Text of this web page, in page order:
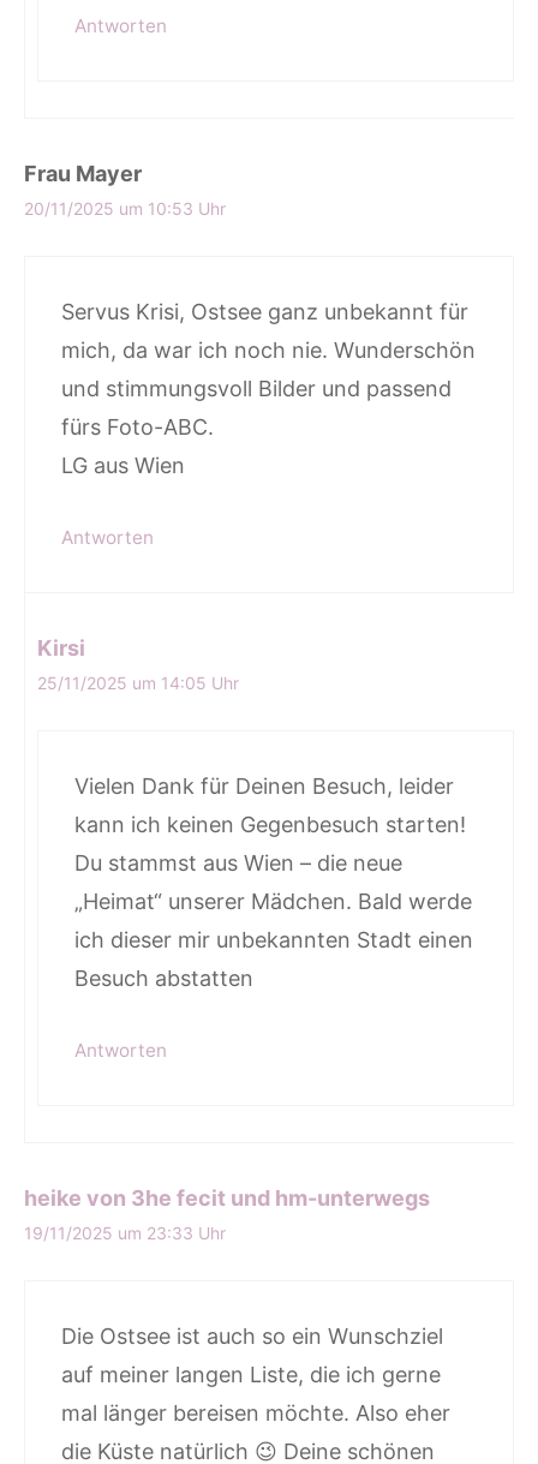
Antworten
Frau Mayer
20/11/2025 um 10:53 Uhr
Servus Krisi, Ostsee ganz unbekannt für
mich, da war ich noch nie. Wunderschön
und stimmungsvoll Bilder und passend
fürs Foto-ABC.
LG aus Wien
Antworten
Kirsi
25/11/2025 um 14:05 Uhr
Vielen Dank für Deinen Besuch, leider
kann ich keinen Gegenbesuch starten!
Du stammst aus Wien – die neue
„Heimat“ unserer Mädchen. Bald werde
ich dieser mir unbekannten Stadt einen
Besuch abstatten
Antworten
heike von 3he fecit und hm-unterwegs
19/11/2025 um 23:33 Uhr
Die Ostsee ist auch so ein Wunschziel
auf meiner langen Liste, die ich gerne
mal länger bereisen möchte. Also eher
die Küste natürlich 😉 Deine schönen